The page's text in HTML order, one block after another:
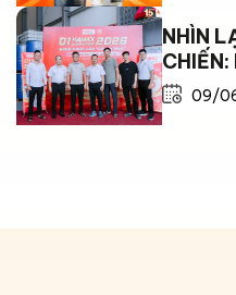
NHÌN
CHIẾN:
TẠO
KAMAX
09/